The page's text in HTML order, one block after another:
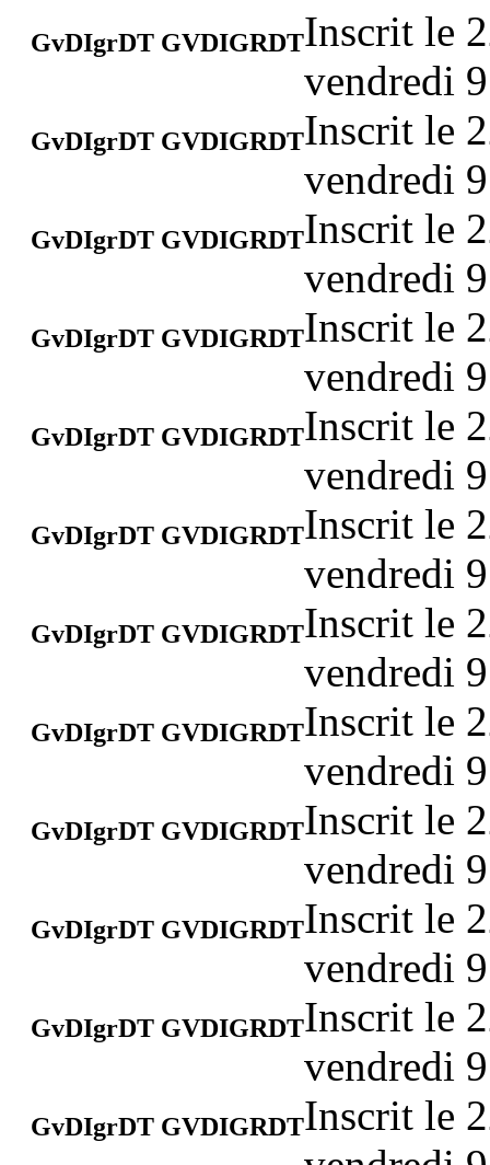
GvDIgrDT GVDIGRDTInscrit le
vendredi
GvDIgrDT GVDIGRDTInscrit le
vendredi
GvDIgrDT GVDIGRDTInscrit le
vendredi
GvDIgrDT GVDIGRDTInscrit le
vendredi
GvDIgrDT GVDIGRDTInscrit le
vendredi
GvDIgrDT GVDIGRDTInscrit le
vendredi
GvDIgrDT GVDIGRDTInscrit le
vendredi
GvDIgrDT GVDIGRDTInscrit le
vendredi
GvDIgrDT GVDIGRDTInscrit le
vendredi
GvDIgrDT GVDIGRDTInscrit le
vendredi
GvDIgrDT GVDIGRDTInscrit le
vendredi
GvDIgrDT GVDIGRDTInscrit le